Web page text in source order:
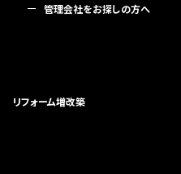
管理会社をお探しの方へ
リフォーム増改築